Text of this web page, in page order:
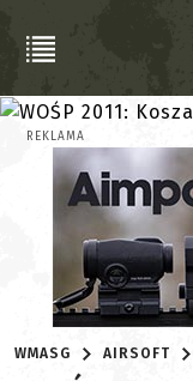
REKLAMA
WMASG AIRSOFT